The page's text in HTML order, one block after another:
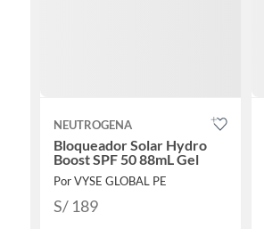
NEUTROGENA
Bloqueador Solar Hydro
Boost SPF 50 88mL Gel
Por VYSE GLOBAL PE
S/ 189